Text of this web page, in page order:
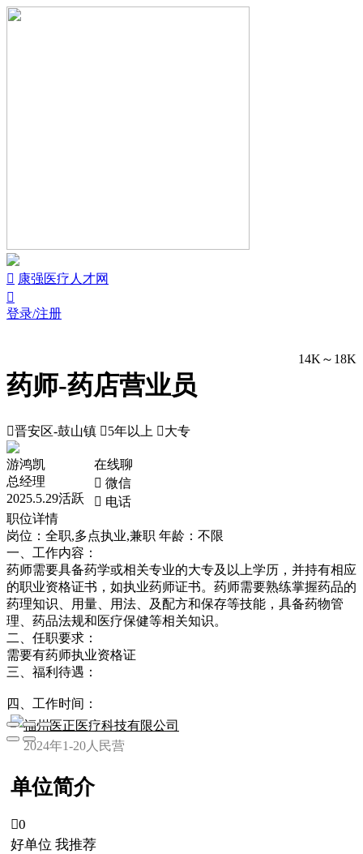
 康强医疗人才网

登录/注册
药师-药店营业员
14K～18K
晋安区-鼓山镇 5年以上 大专
游鸿凯
总经理
2025.5.29活跃
在线聊
 微信
 电话
职位详情
岗位：全职,多点执业,兼职 年龄：不限
一、工作内容：
药师需要具备药学或相关专业的大专及以上学历，并持有相应
的职业资格证书，如执业药师证书。药师需要熟练掌握药品的
药理知识、用量、用法、及配方和保存等技能，具备药物管
理、药品法规和医疗保健等相关知识。
二、任职要求：
需要有药师执业资格证
三、福利待遇：
四、工作时间：
福州医正医疗科技有限公司
2024年1-20人 民营
单位简介
0
好单位 我推荐